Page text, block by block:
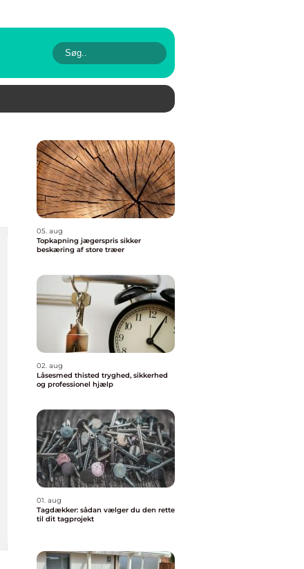
05. aug
Topkapning jægerspris sikker
beskæring af store træer
02. aug
Låsesmed thisted tryghed, sikkerhed
og professionel hjælp
01. aug
Tagdækker: sådan vælger du den rette
til dit tagprojekt